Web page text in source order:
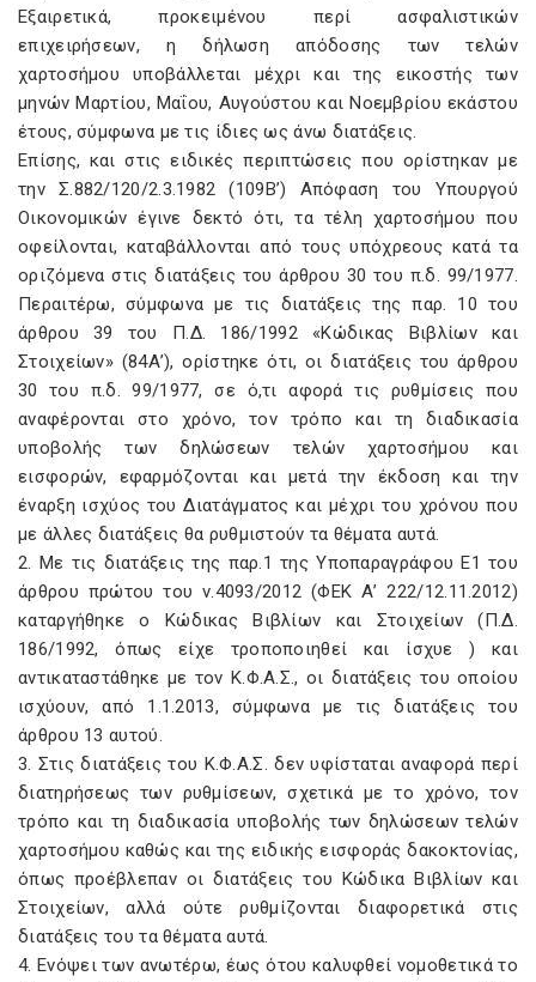
Εξαιρετικά, προκειμένου περί ασφαλιστικών
επιχειρήσεων, η δήλωση απόδοσης των τελών
χαρτοσήμου υποβάλλεται μέχρι και της εικοστής των
μηνών Μαρτίου, Μαΐου, Αυγούστου και Νοεμβρίου εκάστου
έτους, σύμφωνα με τις ίδιες ως άνω διατάξεις.
Επίσης, και στις ειδικές περιπτώσεις που ορίστηκαν με
την Σ.882/120/2.3.1982 (109Β’) Απόφαση του Υπουργού
Οικονομικών έγινε δεκτό ότι, τα τέλη χαρτοσήμου που
οφείλονται, καταβάλλονται από τους υπόχρεους κατά τα
οριζόμενα στις διατάξεις του άρθρου 30 του π.δ. 99/1977.
Περαιτέρω, σύμφωνα με τις διατάξεις της παρ. 10 του
άρθρου 39 του Π.Δ. 186/1992 «Κώδικας Βιβλίων και
Στοιχείων» (84Α’), ορίστηκε ότι, οι διατάξεις του άρθρου
30 του π.δ. 99/1977, σε ό,τι αφορά τις ρυθμίσεις που
αναφέρονται στο χρόνο, τον τρόπο και τη διαδικασία
υποβολής των δηλώσεων τελών χαρτοσήμου και
εισφορών, εφαρμόζονται και μετά την έκδοση και την
έναρξη ισχύος του Διατάγματος και μέχρι του χρόνου που
με άλλες διατάξεις θα ρυθμιστούν τα θέματα αυτά.
2. Με τις διατάξεις της παρ.1 της Υποπαραγράφου Ε1 του
άρθρου πρώτου του ν.4093/2012 (ΦΕΚ Α’ 222/12.11.2012)
καταργήθηκε ο Κώδικας Βιβλίων και Στοιχείων (Π.Δ.
186/1992, όπως είχε τροποποιηθεί και ίσχυε ) και
αντικαταστάθηκε με τον Κ.Φ.Α.Σ., οι διατάξεις του οποίου
ισχύουν, από 1.1.2013, σύμφωνα με τις διατάξεις του
άρθρου 13 αυτού.
3. Στις διατάξεις του Κ.Φ.Α.Σ. δεν υφίσταται αναφορά περί
διατηρήσεως των ρυθμίσεων, σχετικά με το χρόνο, τον
τρόπο και τη διαδικασία υποβολής των δηλώσεων τελών
χαρτοσήμου καθώς και της ειδικής εισφοράς δακοκτονίας,
όπως προέβλεπαν οι διατάξεις του Κώδικα Βιβλίων και
Στοιχείων, αλλά ούτε ρυθμίζονται διαφορετικά στις
διατάξεις του τα θέματα αυτά.
4. Ενόψει των ανωτέρω, έως ότου καλυφθεί νομοθετικά το